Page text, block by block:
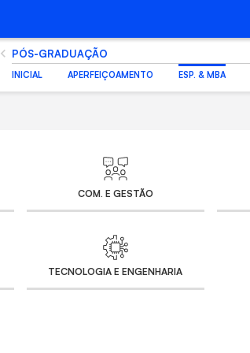
PÓS-GRADUAÇÃO
INICIAL APERFEIÇOAMENTO ESP. & MBA
TECNOLOGIA E ENGENHARIA